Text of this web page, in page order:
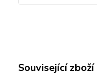
Související zboží